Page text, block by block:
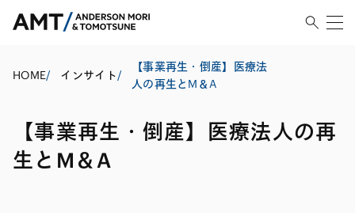
HOME/ インサイト/
【事業再生・倒産】医療法
人の再生とM＆A
【事業再生・倒産】医療法人の再
生とM＆A